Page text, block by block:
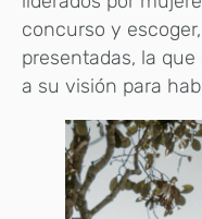
concurso y
presentadas, la
a su visión para